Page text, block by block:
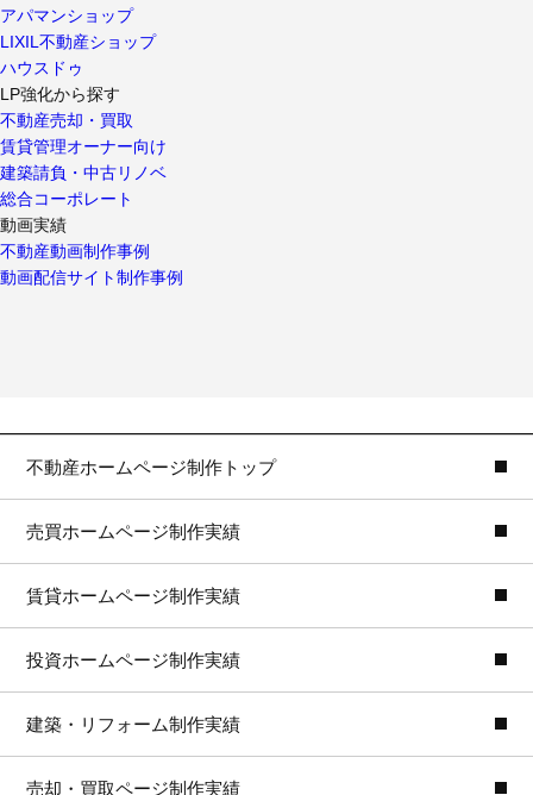
アパマンショップ
LIXIL不動産ショップ
ハウスドゥ
LP強化から探す
不動産売却・買取
賃貸管理オーナー向け
建築請負・中古リノベ
総合コーポレート
動画実績
不動産動画制作事例
動画配信サイト制作事例
不動産ホームページ制作トップ
売買ホームページ制作実績
賃貸ホームページ制作実績
投資ホームページ制作実績
建築・リフォーム制作実績
売却・買取ページ制作実績